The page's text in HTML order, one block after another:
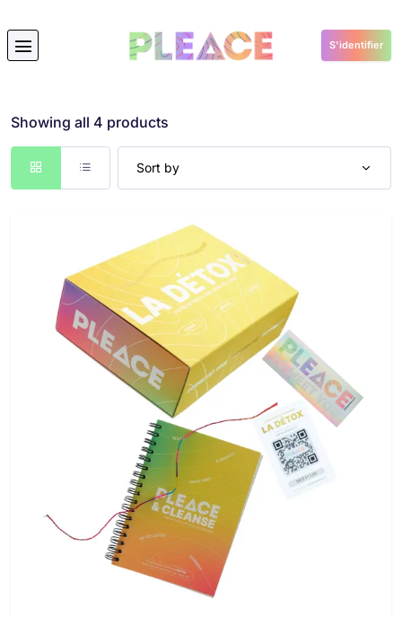
S'identifier
Boutique
Showing all 4 products
Sort by